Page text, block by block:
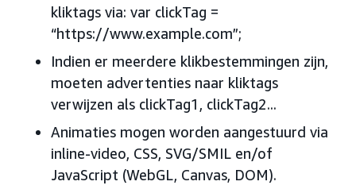
kliktags via: var clickTag =
“https://www.example.com”;
Indien er meerdere klikbestemmingen zijn,
moeten advertenties naar kliktags
verwijzen als clickTag1, clickTag2...
Animaties mogen worden aangestuurd via
inline-video, CSS, SVG/SMIL en/of
JavaScript (WebGL, Canvas, DOM).